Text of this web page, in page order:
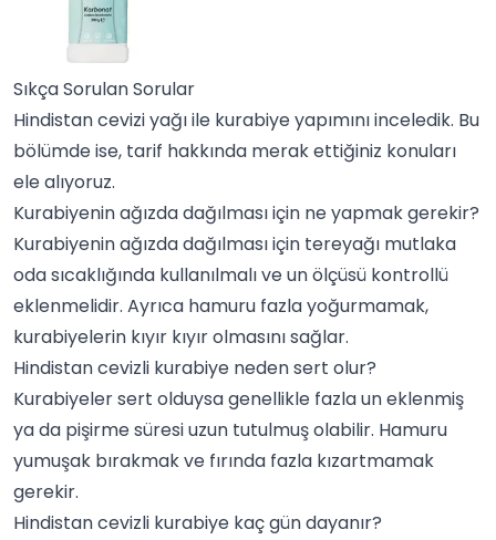
Sıkça Sorulan Sorular
Hindistan cevizi yağı ile kurabiye yapımını inceledik. Bu
bölümde ise, tarif hakkında merak ettiğiniz konuları
ele alıyoruz.
Kurabiyenin ağızda dağılması için ne yapmak gerekir?
Kurabiyenin ağızda dağılması için tereyağı mutlaka
oda sıcaklığında kullanılmalı ve un ölçüsü kontrollü
eklenmelidir. Ayrıca hamuru fazla yoğurmamak,
kurabiyelerin kıyır kıyır olmasını sağlar.
Hindistan cevizli kurabiye neden sert olur?
Kurabiyeler sert olduysa genellikle fazla un eklenmiş
ya da pişirme süresi uzun tutulmuş olabilir. Hamuru
yumuşak bırakmak ve fırında fazla kızartmamak
gerekir.
Hindistan cevizli kurabiye kaç gün dayanır?